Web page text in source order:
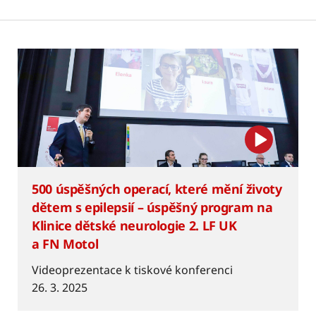
500 úspěšných operací, které mění životy
dětem s epilepsií – úspěšný program na
Klinice dětské neurologie 2. LF UK
a FN Motol
Videoprezentace k tiskové konferenci
26. 3. 2025